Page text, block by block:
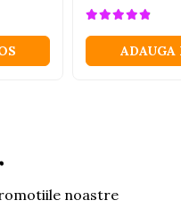
ADAUGA
noastre